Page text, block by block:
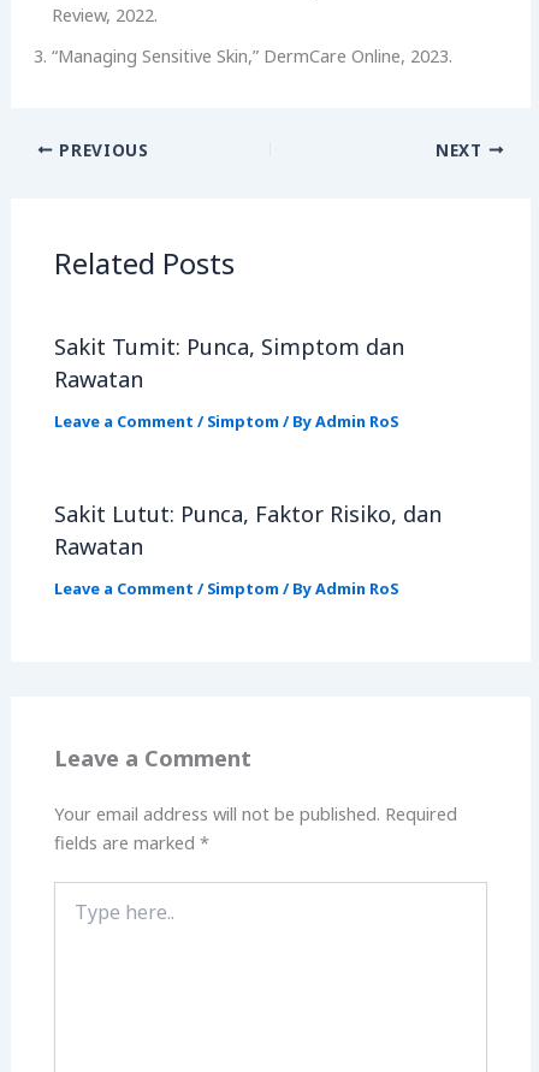
Review, 2022.
“Managing Sensitive Skin,” DermCare Online, 2023.
PREVIOUS NEXT
Related Posts
Sakit Tumit: Punca, Simptom dan
Rawatan
Leave a Comment / Simptom / ByAdmin RoS
Sakit Lutut: Punca, Faktor Risiko, dan
Rawatan
Leave a Comment / Simptom / ByAdmin RoS
Leave a Comment
Your email address will not be published. Required
fields are marked*
here..